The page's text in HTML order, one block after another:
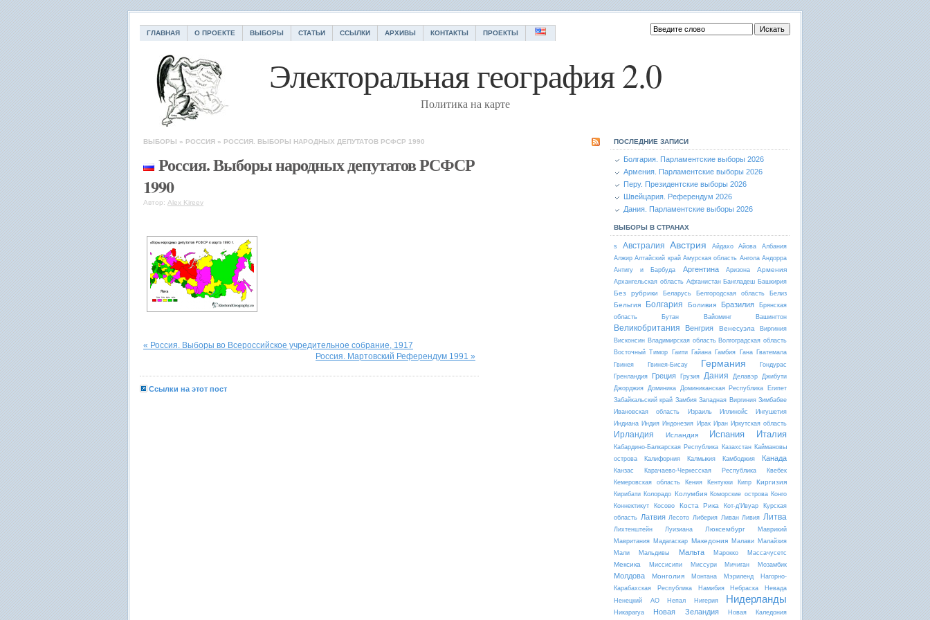
ГЛАВНАЯ О ПРОЕКТЕ ВЫБОРЫ СТАТЬИ ССЫЛКИ АРХИВЫ КОНТАКТЫ ПРОЕКТЫ
Электоральная география 2.0
Политика на карте
ВЫБОРЫ » РОССИЯ » РОССИЯ. ВЫБОРЫ НАРОДНЫХ ДЕПУТАТОВ РСФСР 1990
Россия. Выборы народных депутатов РСФСР
1990
Автор: Alex Kireev
« Россия. Выборы во Всероссийское учредительное собрание, 1917
Россия. Мартовский Референдум 1991 »
Ссылки на этот пост
ПОСЛЕДНИЕ ЗАПИСИ
Болгария. Парламентские выборы 2026
Армения. Парламентские выборы 2026
Перу. Президентские выборы 2026
Швейцария. Референдум 2026
Дания. Парламентские выборы 2026
ВЫБОРЫ В СТРАНАХ
s Австралия Австрия Айдахо Айова
Албания
Алжир Алтайский край Амурская область Ангола Андорра
Антигу и Барбуда
Аргентина Аризона Армения
Архангельская область Афганистан Бангладеш Башкирия
Без рубрики Беларусь Белгородская область Белиз
Бельгия Болгария Боливия Бразилия
Брянская
область
Бутан Вайоминг Вашингтон
Великобритания Венгрия Венесуэла
Виргиния
Висконсин Владимирская область Волгоградская область
Восточный Тимор
Гаити Гайана Гамбия Гана
Гватемала
Гвинея
Гвинея-Бисау Германия
Гондурас
Гренландия
Греция Грузия Дания Делавэр Джибути
Джорджия Доминика Доминиканская Республика
Египет
Забайкальский край Замбия Западная Виргиния Зимбабве
Ивановская область
Израиль Иллинойс
Ингушетия
Индиана Индия Индонезия Ирак Иран Иркутская область
Ирландия Исландия Испания Италия
Кабардино-Балкарская Республика Казахстан Каймановы
острова
Калифорния Калмыкия Камбоджия Канада
Канзас Карачаево-Черкесская Республика
Квебек
Кемеровская область
Кения Кентукки Кипр Киргизия
Кирибати Колорадо Колумбия Коморские острова Конго
Коннектикут
Косово Коста Рика Кот-д'Ивуар
Курская
область Латвия Лесото Либерия Ливан Ливия Литва
Лихтенштейн Луизиана Люксембург
Маврикий
Мавритания Мадагаскар Македония Малави Малайзия
Мали
Мальдивы Мальта Марокко Массачусетс
Мексика Миссисипи Миссури Мичиган Мозамбик
Молдова Монголия Монтана Мэриленд
Нагорно-
Карабахская Республика
Намибия Небраска
Невада
Ненецкий АО
Непал Нигерия Нидерланды
Никарагуа Новая Зеландия Новая Каледония